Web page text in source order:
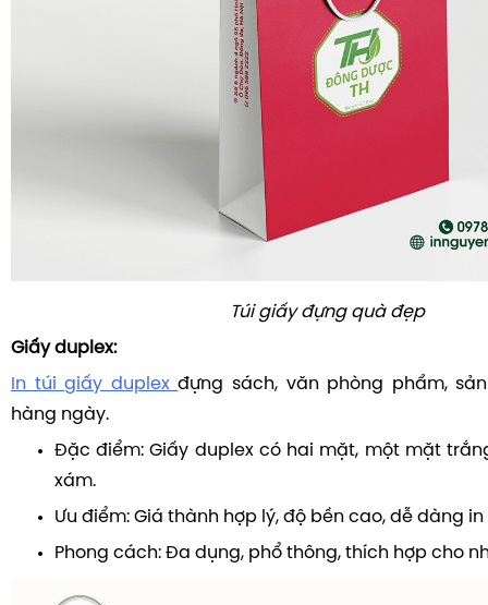
Túi giấy đựng quà đẹp
Giấy duplex:
In túi giấy duplexđựng sách, văn phòng phẩm,
hàng ngày.
Đặc điểm: Giấy duplex có hai mặt, một mặt
xám.
Ưu điểm: Giá thành hợp lý, độ bền cao, dễ dàng in
Phong cách: Đa dụng, phổ thông, thích hợp cho